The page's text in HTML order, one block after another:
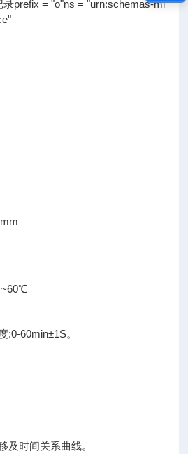
prefix = "o"ns = "urn:schemas-mi
~60℃
:0-60min±1S。
及时间关系曲线。